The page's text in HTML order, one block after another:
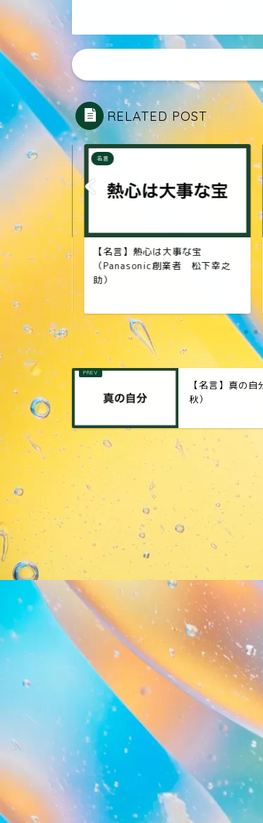
RELATED POST
フランス
ゴー）
名言
【名言】熱心は大事な宝
（Panasonic創業者 松下幸之
助）
【名言】真の自
秋）